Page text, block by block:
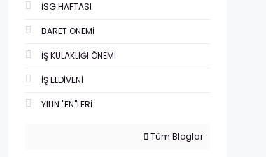
İSG HAFTASI
BARET ÖNEMİ
İŞ KULAKLIĞI ÖNEMİ
İŞ ELDİVENİ
YILIN "EN"LERİ
Tüm Bloglar